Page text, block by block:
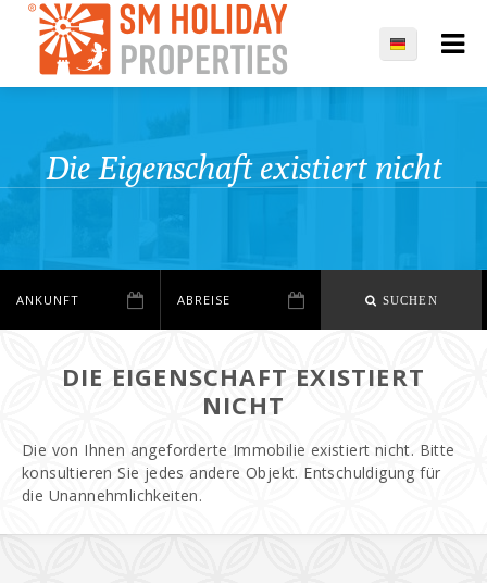
Die Eigenschaft existiert nicht
SUCHEN
DIE EIGENSCHAFT EXISTIERT
NICHT
Die von Ihnen angeforderte Immobilie existiert nicht. Bitte
konsultieren Sie jedes andere Objekt. Entschuldigung für
die Unannehmlichkeiten.